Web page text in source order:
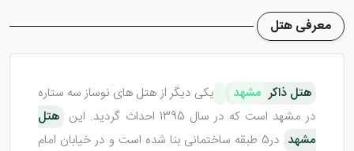
معرفی هتل
هتل ذاکر مشهد
یکی دیگر از هتل های نوساز سه ستاره
در مشهد است که در سال 1395 احداث گردید. این
هتل
مشهد
در5 طبقه ساختمانی بنا شده است و در خیابان امام